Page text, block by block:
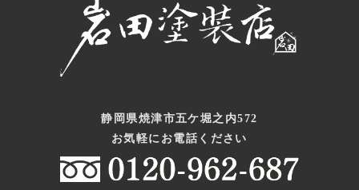
静岡県焼津市五ケ堀之内572
お気軽にお電話ください